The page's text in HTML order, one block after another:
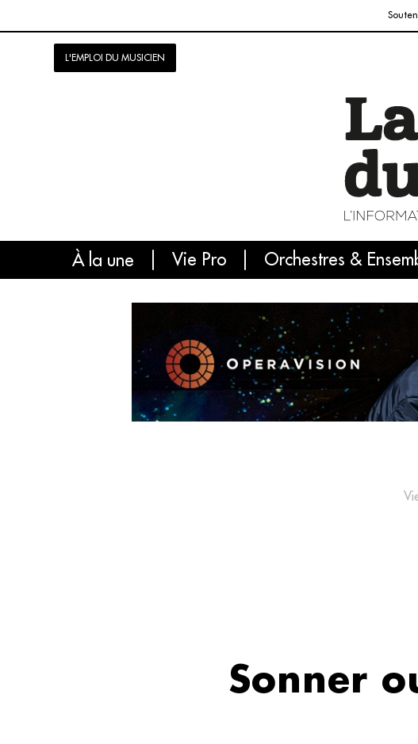
L'EMPLOI DU MUSICIEN
À la une Vie Pro Orchestres &L'info du
Sonner